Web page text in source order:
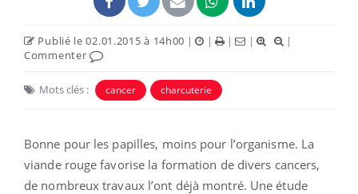
Publié le 02.01.2015 à 14h00 | | | |
|
Commenter
Mots clés : cancer charcuterie
Bonne pour les papilles, moins pour l’organisme. La
viande rouge favorise la formation de divers cancers,
de nombreux travaux l’ont déjà montré. Une étude